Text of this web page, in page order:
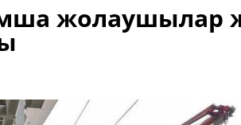
жолаушылар